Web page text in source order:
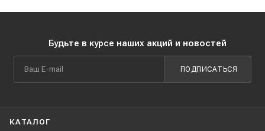
Будьте в курсе наших акций и новостей
ПОДПИСАТЬСЯ
КАТАЛОГ